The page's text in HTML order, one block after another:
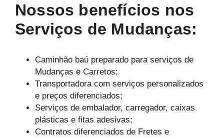
Nossos benefícios nos
Serviços de Mudanças:
Caminhão baú preparado para serviços de
Mudanças e Carretos;
Transportadora com serviços personalizados
e preços diferenciados;
Serviços de embalador, carregador, caixas
plásticas e fitas adesivas;
Contratos diferenciados de Fretes e